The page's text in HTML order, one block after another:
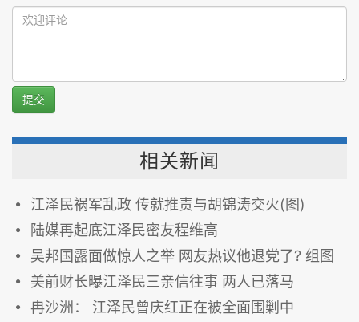
提交
相关新闻
江泽民祸军乱政 传就推责与胡锦涛交火(图)
陆媒再起底江泽民密友程维高
吴邦国露面做惊人之举 网友热议他退党了? 组图
美前财长曝江泽民三亲信往事 两人已落马
冉沙洲： 江泽民曾庆红正在被全面围剿中